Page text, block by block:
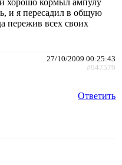
и я пересадил в общую
пережив всех своих
27/10/2009 00:25:43
#947579
Ответить